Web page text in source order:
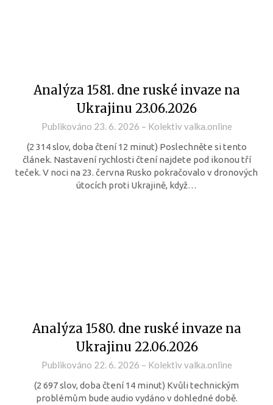
Analýza 1581. dne ruské invaze na
Ukrajinu 23.06.2026
Publikováno 23. 6. 2026 – Kolektiv valka.online
(2 314 slov, doba čtení 12 minut) Poslechněte si tento
článek. Nastavení rychlosti čtení najdete pod ikonou tří
teček. V noci na 23. června Rusko pokračovalo v dronových
útocích proti Ukrajině, když…
Analýza 1580. dne ruské invaze na
Ukrajinu 22.06.2026
Publikováno 22. 6. 2026 – Kolektiv valka.online
(2 697 slov, doba čtení 14 minut) Kvůli technickým
problémům bude audio vydáno v dohledné době.